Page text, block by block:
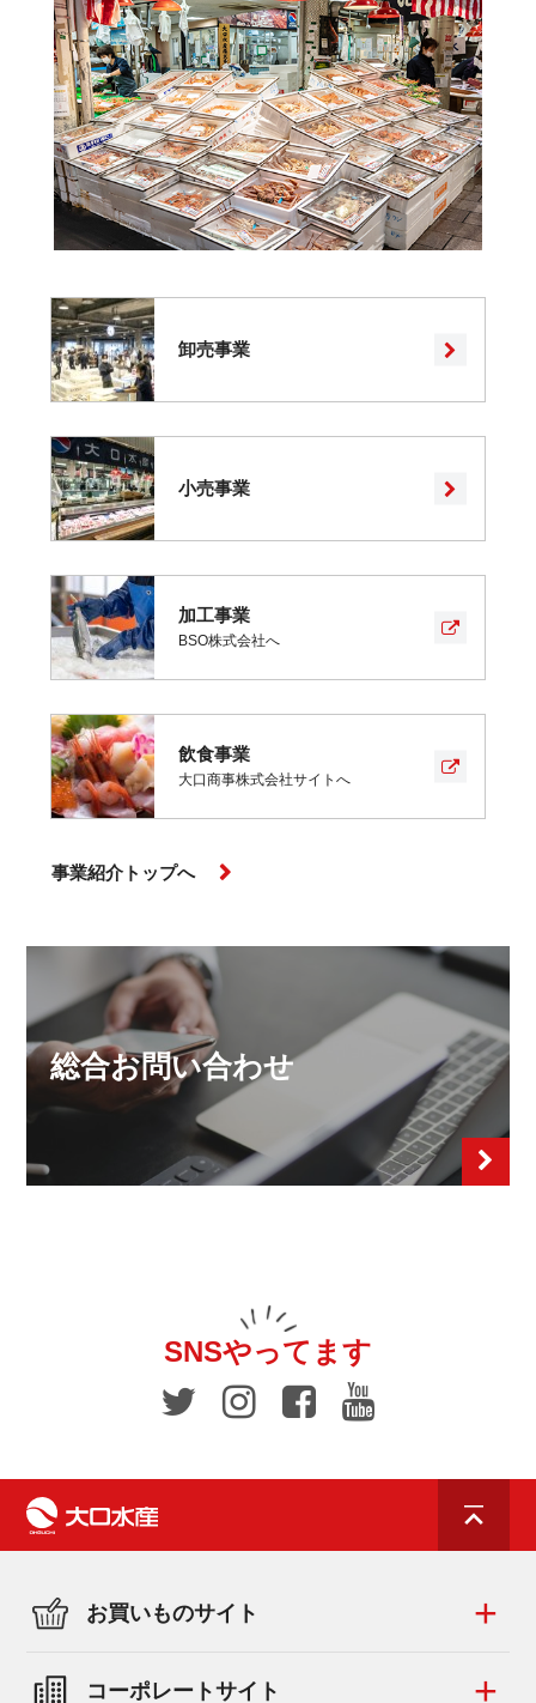
卸売事業
小売事業
加工事業
BSO株式会社へ
飲食事業
大口商事株式会社サイトへ
事業紹介トップへ
総合お問い合わせ
SNSやってます
お買いものサイト
コーポレートサイト